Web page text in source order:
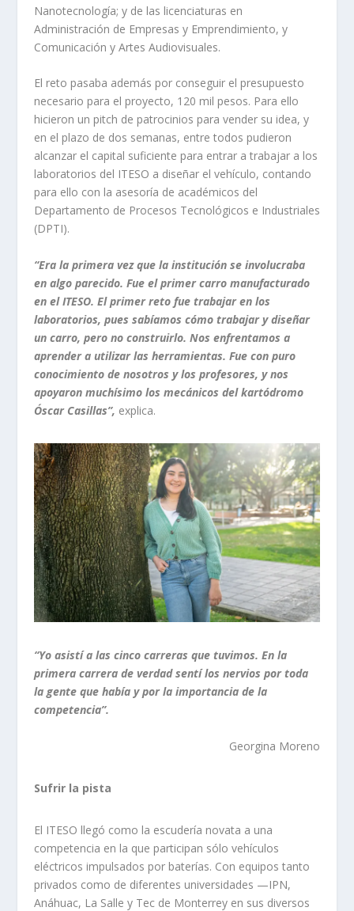
Nanotecnología; y de las licenciaturas en
Administración de Empresas y Emprendimiento, y
Comunicación y Artes Audiovisuales.
El reto pasaba además por conseguir el presupuesto
necesario para el proyecto, 120 mil pesos. Para ello
hicieron un pitch de patrocinios para vender su idea, y
en el plazo de dos semanas, entre todos pudieron
alcanzar el capital suficiente para entrar a trabajar a los
laboratorios del ITESO a diseñar el vehículo, contando
para ello con la asesoría de académicos del
Departamento de Procesos Tecnológicos e Industriales
(DPTI).
“Era la primera vez que la institución se involucraba
en algo parecido. Fue el primer carro manufacturado
en el ITESO. El primer reto fue trabajar en los
laboratorios, pues sabíamos cómo trabajar y diseñar
un carro, pero no construirlo. Nos enfrentamos a
aprender a utilizar las herramientas. Fue con puro
conocimiento de nosotros y los profesores, y nos
apoyaron muchísimo los mecánicos del kartódromo
Óscar Casillas”, explica.
“Yo asistí a las cinco carreras que tuvimos. En la
primera carrera de verdad sentí los nervios por toda
la gente que había y por la importancia de la
competencia”.
Georgina Moreno
Sufrir la pista
El ITESO llegó como la escudería novata a una
competencia en la que participan sólo vehículos
eléctricos impulsados por baterías. Con equipos tanto
privados como de diferentes universidades —IPN,
Anáhuac, La Salle y Tec de Monterrey en sus diversos